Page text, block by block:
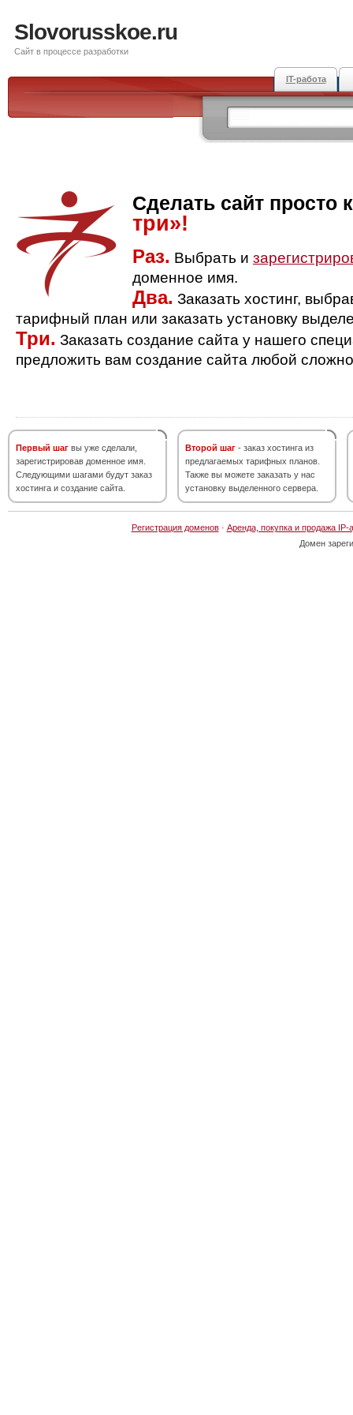
Slovorusskoe.ru
Сайт в процессе разработки
IT-работа
Сделать сайт просто
три»!
Раз. Выбрать и
доменное имя.
Два. Заказать хостинг,
тарифный план или заказать установку
Три. Заказать создание сайта у нашего
предложить вам создание сайта любой
Первый шаг вы уже сделали,
зарегистрировав доменное имя.
Следующими шагами будут заказ
хостинга и создание сайта.
Второй шаг - заказ хостинга из
предлагаемых тарифных планов.
Также вы можете заказать у нас
установку выделенного сервера.
Регистрация доменов· Аренда, покупка и продажа IP-
Домен